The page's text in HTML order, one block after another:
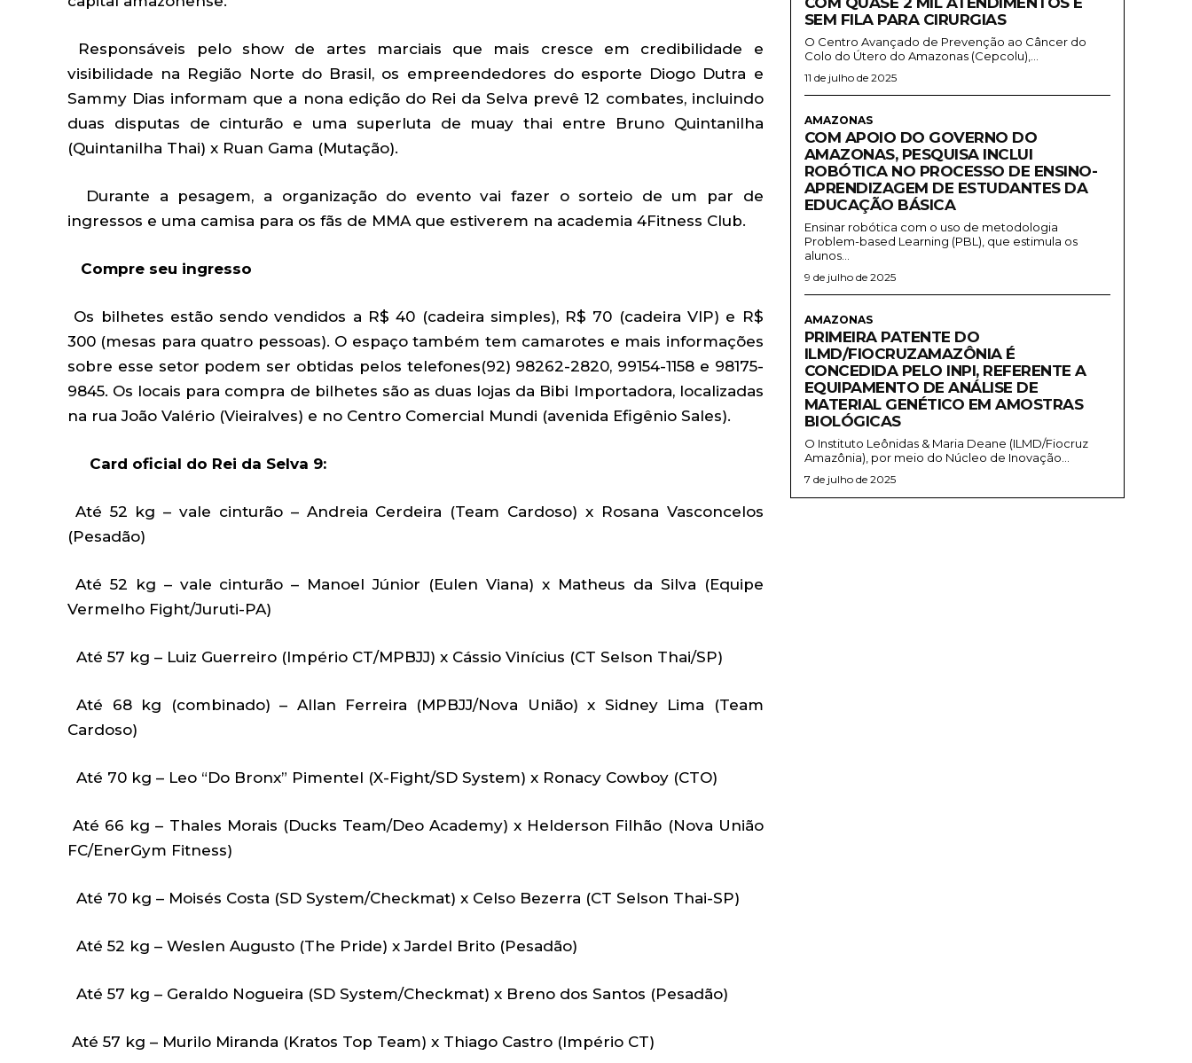
Responsáveis pelo show de artes marciais que mais cresce em credibilidade e
visibilidade na Região Norte do Brasil, os empreendedores do esporte Diogo Dutra e
Sammy Dias informam que a nona edição do Rei da Selva prevê 12 combates, incluindo
duas disputas de cinturão e uma superluta de muay thai entre Bruno Quintanilha
(Quintanilha Thai) x Ruan Gama (Mutação).
Durante a pesagem, a organização do evento vai fazer o sorteio de um par de
ingressos e uma camisa para os fãs de MMA que estiverem na academia 4Fitness Club.
Compre seu ingresso
Os bilhetes estão sendo vendidos a R$ 40 (cadeira simples), R$ 70 (cadeira VIP) e R$
300 (mesas para quatro pessoas). O espaço também tem camarotes e mais informações
sobre esse setor podem ser obtidas pelos telefones(92) 98262-2820, 99154-1158 e 98175-
9845. Os locais para compra de bilhetes são as duas lojas da Bibi Importadora, localizadas
na rua João Valério (Vieiralves) e no Centro Comercial Mundi (avenida Efigênio Sales).
Card oficial do Rei da Selva 9:
Até 52 kg – vale cinturão – Andreia Cerdeira (Team Cardoso) x Rosana Vasconcelos
(Pesadão)
Até 52 kg – vale cinturão – Manoel Júnior (Eulen Viana) x Matheus da Silva (Equipe
Vermelho Fight/Juruti-PA)
Até 57 kg – Luiz Guerreiro (Império CT/MPBJJ) x Cássio Vinícius (CT Selson Thai/SP)
Até 68 kg (combinado) – Allan Ferreira (MPBJJ/Nova União) x Sidney Lima (Team
Cardoso)
Até 70 kg – Leo “Do Bronx” Pimentel (X-Fight/SD System) x Ronacy Cowboy (CTO)
Até 66 kg – Thales Morais (Ducks Team/Deo Academy) x Helderson Filhão (Nova União
FC/EnerGym Fitness)
Até 70 kg – Moisés Costa (SD System/Checkmat) x Celso Bezerra (CT Selson Thai-SP)
Até 52 kg – Weslen Augusto (The Pride) x Jardel Brito (Pesadão)
Até 57 kg – Geraldo Nogueira (SD System/Checkmat) x Breno dos Santos (Pesadão)
Até 57 kg – Murilo Miranda (Kratos Top Team) x Thiago Castro (Império CT)
SEM FILA PARA CIRURGIAS
O Centro Avançado de Prevenção ao Câncer do
Colo do Útero do Amazonas (Cepcolu),...
11 de julho de 2025
AMAZONAS
COM APOIO DO GOVERNO DO
AMAZONAS, PESQUISA INCLUI
ROBÓTICA NO PROCESSO DE ENSINO-
APRENDIZAGEM DE ESTUDANTES DA
EDUCAÇÃO BÁSICA
Ensinar robótica com o uso de metodologia
Problem-based Learning (PBL), que estimula os
alunos...
9 de julho de 2025
AMAZONAS
PRIMEIRA PATENTE DO
ILMD/FIOCRUZAMAZÔNIA É
CONCEDIDA PELO INPI, REFERENTE A
EQUIPAMENTO DE ANÁLISE DE
MATERIAL GENÉTICO EM AMOSTRAS
BIOLÓGICAS
O Instituto Leônidas & Maria Deane (ILMD/Fiocruz
Amazônia), por meio do Núcleo de Inovação...
7 de julho de 2025